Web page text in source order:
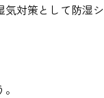
対策として防湿シ